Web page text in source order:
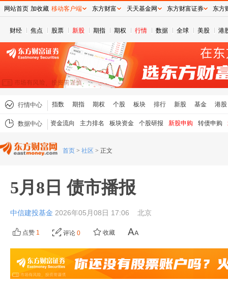
财经 焦点 股票 新股 期指 期权 行情 数据 全球 美股 港
行情中心 指数 期指 期权 个股 板块 排行 新股 基金 港股
数据中心 资金流向 主力排名 板块资金 个股研报 新股申购 转债申购
首页 > 社区 > 正文
5月8日 债市播报
中信建投基金 2026年05月08日 17:06 北京
点赞 1 评论 0 收藏
网站首页 加收藏 移动客户端 东方财富 天天基金网 东方财富证券 东方